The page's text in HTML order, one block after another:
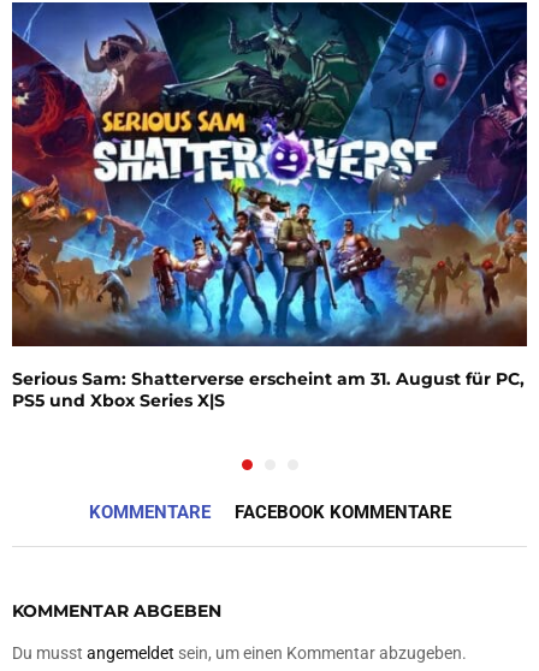
Serious Sam: Shatterverse erscheint am 31. August für PC,
PS5 und Xbox Series X|S
KOMMENTARE FACEBOOK KOMMENTARE
KOMMENTAR ABGEBEN
Du musst angemeldet sein, um einen Kommentar abzugeben.